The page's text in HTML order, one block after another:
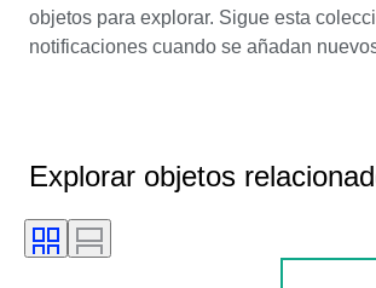
objetos para explorar. Sigue esta
notificaciones cuando se añadan
Explorar objetos